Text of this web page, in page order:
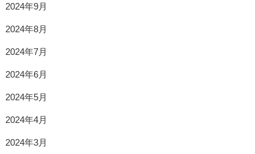
2024年9月
2024年8月
2024年7月
2024年6月
2024年5月
2024年4月
2024年3月